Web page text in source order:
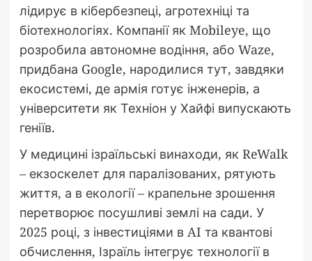
лідирує в кібербезпеці, агротехніці та
біотехнологіях. Компанії як Mobileye, що
розробила автономне водіння, або Waze,
придбана Google, народилися тут, завдяки
екосистемі, де армія готує інженерів, а
університети як Техніон у Хайфі випускають
геніїв.
У медицині ізраїльські винаходи, як ReWalk
– екзоскелет для паралізованих, рятують
життя, а в екології – крапельне зрошення
перетворює посушливі землі на сади. У
2025 році, з інвестиціями в AI та квантові
обчислення, Ізраїль інтегрує технології в